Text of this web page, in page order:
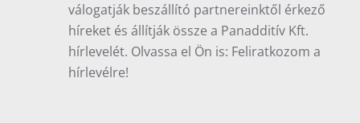
válogatják beszállító partnereinktől érkező
híreket és állítják össze a Panadditív Kft.
hírlevelét. Olvassa el Ön is: Feliratkozom a
hírlevélre!